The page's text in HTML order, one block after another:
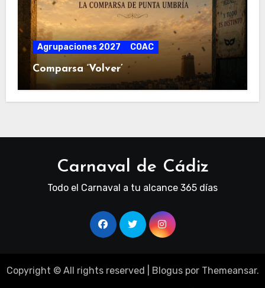
Agrupaciones 2027 COAC
Comparsa ‘Volver’
Carnaval de Cádiz
Todo el Carnaval a tu alcance 365 días
Copyright © All rights reserved Bloguspor Themeansar.